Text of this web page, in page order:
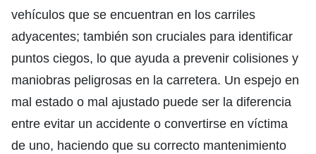
vehículos que se encuentran en los carriles
adyacentes; también son cruciales para identificar
puntos ciegos, lo que ayuda a prevenir colisiones y
maniobras peligrosas en la carretera. Un espejo en
mal estado o mal ajustado puede ser la diferencia
entre evitar un accidente o convertirse en víctima
de uno, haciendo que su correcto mantenimiento